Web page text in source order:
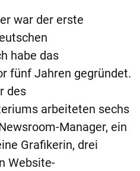
war der erste
habe das
fünf Jahren gegründet.
des
arbeiteten sechs
Manager, ein
Grafikerin, drei
Website-